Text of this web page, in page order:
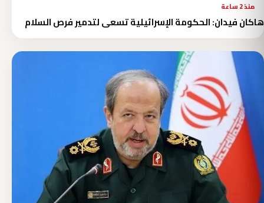
منذ 2 ساعة
هاكان فيدان: الحكومة الإسرائيلية تسعى لتدمير فرص السلام